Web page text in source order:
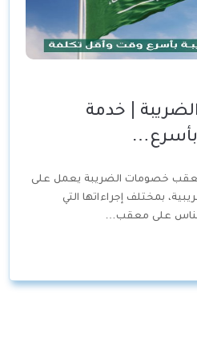
| خدمة
بأسرع…
خصومات الضريبة يعمل على
بمختلف إجراءاتها التي
على معقب…